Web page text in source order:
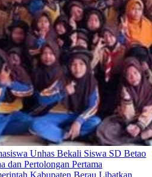
Unhas Bekali Siswa SD Betao
dan Pertolongan Pertama
Kabupaten Berau Libatkan